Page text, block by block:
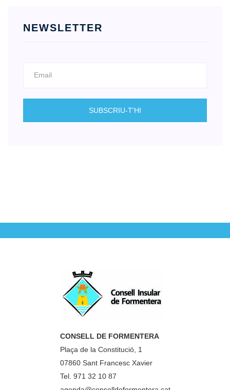
NEWSLETTER
CONSELL DE FORMENTERA
Plaça de la Constitució, 1
07860 Sant Francesc Xavier
Tel. 971 32 10 87